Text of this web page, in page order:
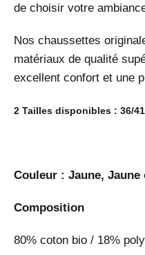
de choisir votre
Nos chaussettes
matériaux de qualité
excellent confort et une
2 Tailles disponibles : 36/
Couleur : Jaune,
Composition
80% coton bio / 18%